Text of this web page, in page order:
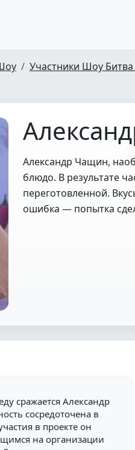
Участники Шоу
Александр Чащин,
блюдо. В результате
переготовленной.
ошибка — попытка
сражается Александр
сосредоточена в
в проекте он
на организации